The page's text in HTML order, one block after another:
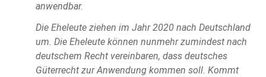
anwendbar.
Die Eheleute ziehen im Jahr 2020 nach Deutschland
um. Die Eheleute können nunmehr zumindest nach
deutschem Recht vereinbaren, dass deutsches
Güterrecht zur Anwendung kommen soll. Kommt